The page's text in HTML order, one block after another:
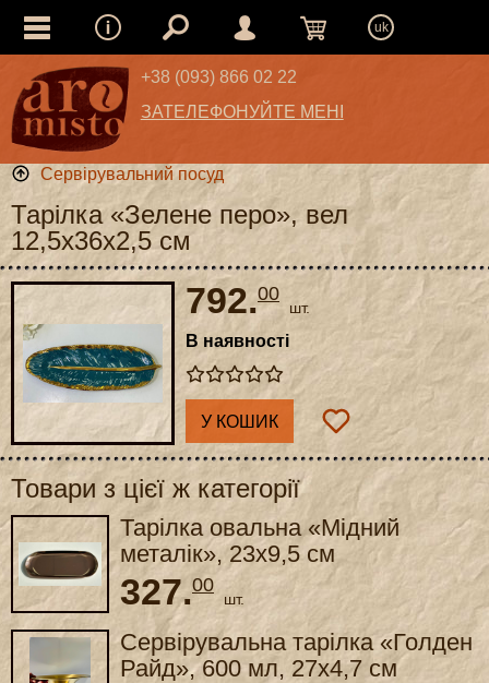
uk
+38 (093) 866 02 22
ЗАТЕЛЕФОНУЙТЕ МЕНІ
Сервірувальний посуд
Тарілка «Зелене перо», вел
12,5x36x2,5 см
792.00
шт.
В наявності
У КОШИК
Товари з цієї ж категорії
Тарілка овальна «Мідний
металік», 23x9,5 см
327.00
шт.
Сервірувальна тарілка «Голден
Райд», 600 мл, 27x4,7 см